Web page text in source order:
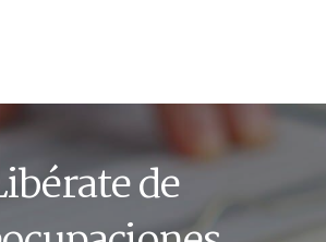
de